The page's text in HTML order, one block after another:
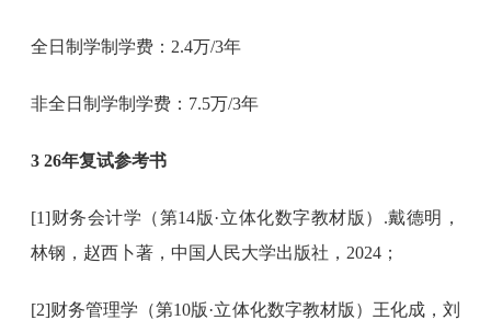
全日制学制学费：2.4万/3年
非全日制学制学费：7.5万/3年
3 26年复试参考书
[1]财务会计学（第14版·立体化数字教材版）.戴德明，
林钢，赵西卜著，中国人民大学出版社，2024；
[2]财务管理学（第10版·立体化数字教材版）王化成，刘